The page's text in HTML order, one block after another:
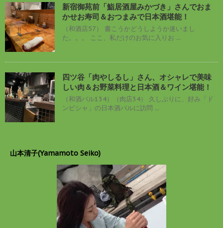
新宿御苑前「鮨居酒屋みかづき」さんでおま
かせお寿司＆おつまみで日本酒堪能！
（和酒店57） 書こうかどうしようか迷いまし
た。。。 ここ、私だけのお気に入りお ...
四ツ谷「肉やしるし」さん、オシャレで美味
しい肉＆お野菜料理と日本酒＆ワイン堪能！
（和酒バル134）（肉店34） 久しぶりに、好み「ド
ンピシャ」の日本酒バルに訪問 ...
山本清子(Yamamoto Seiko)